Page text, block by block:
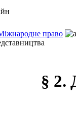
право
§ 2.